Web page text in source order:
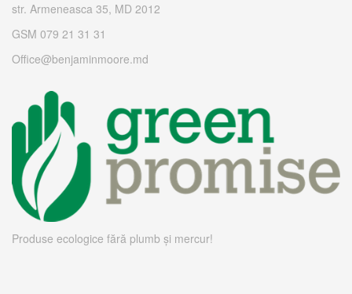
str. Armeneasca 35, MD 2012
GSM 079 21 31 31
Office@benjaminmoore.md
Produse ecologice fără plumb și mercur!